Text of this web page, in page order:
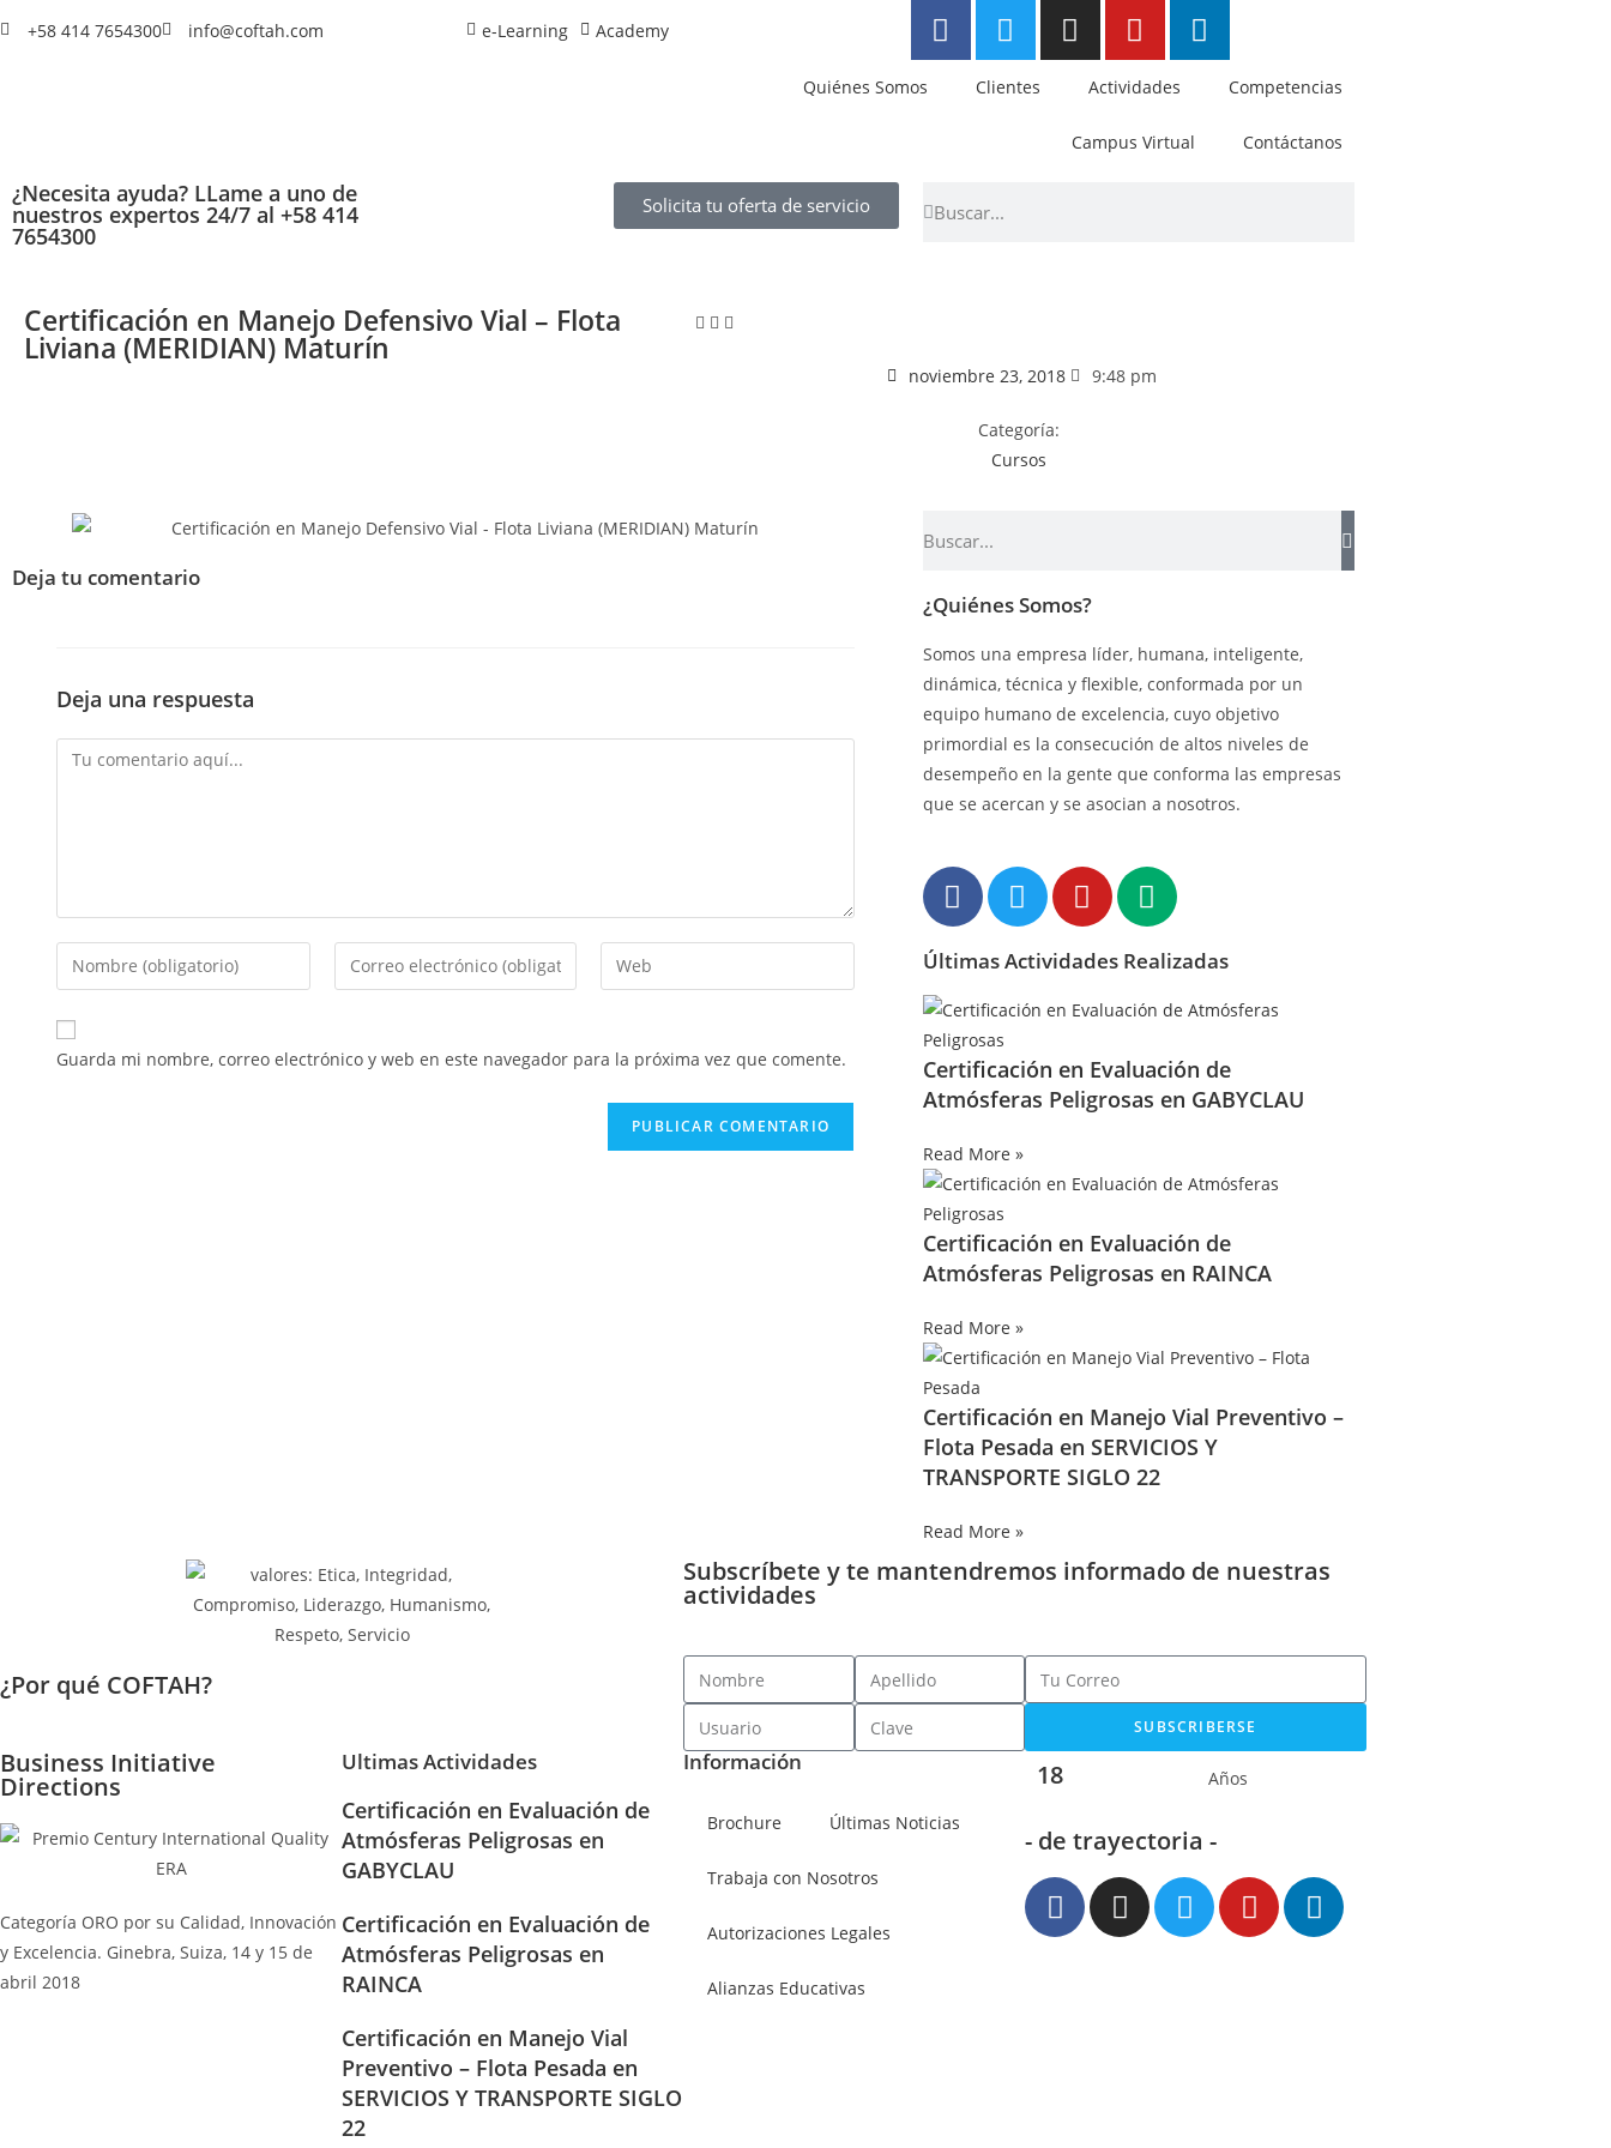
+58 414 7654300 info@coftah.com e-Learning Academy
Quiénes Somos Clientes Actividades Competencias
Campus Virtual Contáctanos
¿Necesita ayuda? LLame a uno de
nuestros expertos 24/7 al +58 414
7654300
Solicita tu oferta de servicio
Certificación en Manejo Defensivo Vial – Flota
Liviana (MERIDIAN) Maturín
noviembre 23, 2018 9:48 pm
Categoría:
Cursos
Deja tu comentario
Deja una respuesta
Guarda mi nombre, correo electrónico y web en este navegador para la próxima vez que comente.
¿Quiénes Somos?
Somos una empresa líder, humana, inteligente,
dinámica, técnica y flexible, conformada por un
equipo humano de excelencia, cuyo objetivo
primordial es la consecución de altos niveles de
desempeño en la gente que conforma las empresas
que se acercan y se asocian a nosotros.
Últimas Actividades Realizadas
Certificación en Evaluación de
Atmósferas Peligrosas en GABYCLAU
Read More »
Certificación en Evaluación de
Atmósferas Peligrosas en RAINCA
Read More »
Certificación en Manejo Vial Preventivo –
Flota Pesada en SERVICIOS Y
TRANSPORTE SIGLO 22
Read More »
¿Por qué COFTAH?
Subscríbete y te mantendremos informado de nuestras
actividades
SUBSCRIBERSE
Business Initiative
Directions
Categoría ORO por su Calidad, Innovación
y Excelencia. Ginebra, Suiza, 14 y 15 de
abril 2018
Ultimas Actividades
Certificación en Evaluación de
Atmósferas Peligrosas en
GABYCLAU
Certificación en Evaluación de
Atmósferas Peligrosas en
RAINCA
Certificación en Manejo Vial
Preventivo – Flota Pesada en
SERVICIOS Y TRANSPORTE SIGLO
22
Información
Brochure Últimas Noticias
Trabaja con Nosotros
Autorizaciones Legales
Alianzas Educativas
18 Años
- de trayectoria -